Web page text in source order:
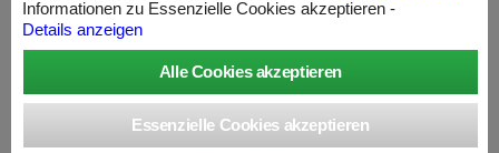
Wägebereich: 320 g, Ablesbarkeit: 0,1 mg, Eichschritt: 1
mg, geeicht
Informationen zu Essenzielle Cookies akzeptieren -
Details anzeigen